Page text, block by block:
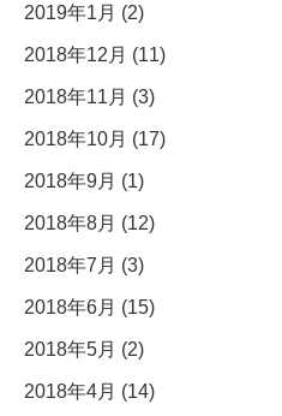
2019年1月 (2)
2018年12月 (11)
2018年11月 (3)
2018年10月 (17)
2018年9月 (1)
2018年8月 (12)
2018年7月 (3)
2018年6月 (15)
2018年5月 (2)
2018年4月 (14)